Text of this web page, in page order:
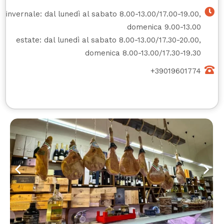
invernale: dal lunedì al sabato 8.00-13.00/17.00-19.00,
domenica 9.00-13.00
estate: dal lunedì al sabato 8.00-13.00/17.30-20.00,
domenica 8.00-13.00/17.30-19.30
+39019601774